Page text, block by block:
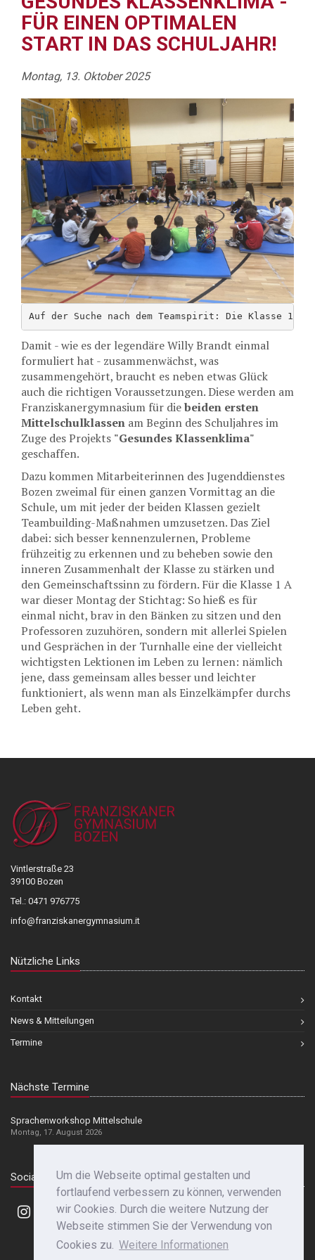
Um die Webseite optimal gestalten und
fortlaufend verbessern zu können, verwenden
wir Cookies. Durch die weitere Nutzung der
Webseite stimmen Sie der Verwendung von
Cookies zu. Weitere Informationen
FÜR EINEN OPTIMALEN
START IN DAS SCHULJAHR!
Montag, 13. Oktober 2025
Auf der Suche nach dem Teamspirit: Die Klasse 1 A
Damit - wie es der legendäre Willy Brandt einmal
formuliert hat - zusammenwächst, was
zusammengehört, braucht es neben etwas Glück
auch die richtigen Voraussetzungen. Diese werden am
Franziskanergymnasium für diebeiden ersten
Mittelschulklassen am Beginn des Schuljahres im
Zuge des Projekts "Gesundes Klassenklima"
geschaffen.
Dazu kommen Mitarbeiterinnen des Jugenddienstes
Bozen zweimal für einen ganzen Vormittag an die
Schule, um mit jeder der beiden Klassen gezielt
Teambuilding-Maßnahmen umzusetzen. Das Ziel
dabei: sich besser kennenzulernen, Probleme
frühzeitig zu erkennen und zu beheben sowie den
inneren Zusammenhalt der Klasse zu stärken und
den Gemeinschaftssinn zu fördern. Für die Klasse 1 A
war dieser Montag der Stichtag: So hieß es für
einmal nicht, brav in den Bänken zu sitzen und den
Professoren zuzuhören, sondern mit allerlei Spielen
und Gesprächen in der Turnhalle eine der vielleicht
wichtigsten Lektionen im Leben zu lernen: nämlich
jene, dass gemeinsam alles besser und leichter
funktioniert, als wenn man als Einzelkämpfer durchs
Leben geht.
Vintlerstraße 23
39100 Bozen
Tel.: 0471 976775
info@franziskanergymnasium.it
Nützliche Links
Kontakt
News & Mitteilungen
Termine
Nächste Termine
Sprachenworkshop Mittelschule
Montag, 17. August 2026
Social Media